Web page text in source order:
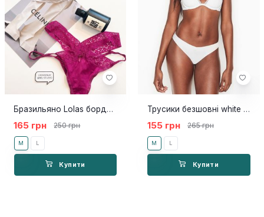
Бразильяно Lolas бордовий
165 грн 250 грн
M L
Купити
Трусики безшовні white lines
155 грн 265 грн
M L
Купити